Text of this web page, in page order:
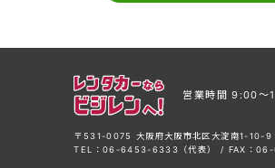
営業時間 9:00〜
〒531-0075 大阪府大阪市北区大淀南1-10-9
TEL：06-6453-6333（代表） / FAX：